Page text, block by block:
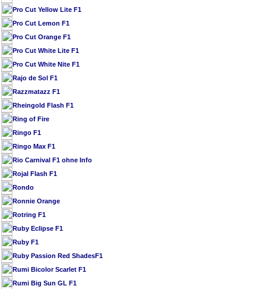
Pro Cut Yellow Lite F1
Pro Cut Lemon F1
Pro Cut Orange F1
Pro Cut White Lite F1
Pro Cut White Nite F1
Rajo de Sol F1
Razzmatazz F1
Rheingold Flash F1
Ring of Fire
Ringo F1
Ringo Max F1
Rio Carnival F1 ohne Info
Rojal Flash F1
Rondo
Ronnie Orange
Rotring F1
Ruby Eclipse F1
Ruby F1
Ruby Passion Red ShadesF1
Rumi Bicolor Scarlet F1
Rumi Big Sun GL F1